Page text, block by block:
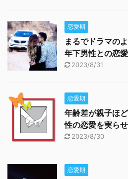
恋愛期
まるでドラマの
年下男性との恋
2023/8/31
恋愛期
年齢差が親子ほ
性の恋愛を実ら
2023/8/30
恋愛期